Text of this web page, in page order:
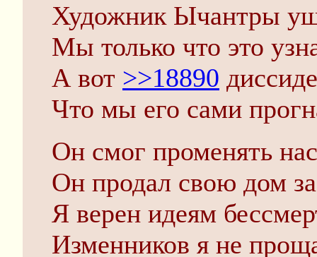
Художник Ычантры
Мы только что это
А вот >>18890
Что мы его сами
Он смог променять
Он продал свою дом
Я верен идеям
Изменников я не